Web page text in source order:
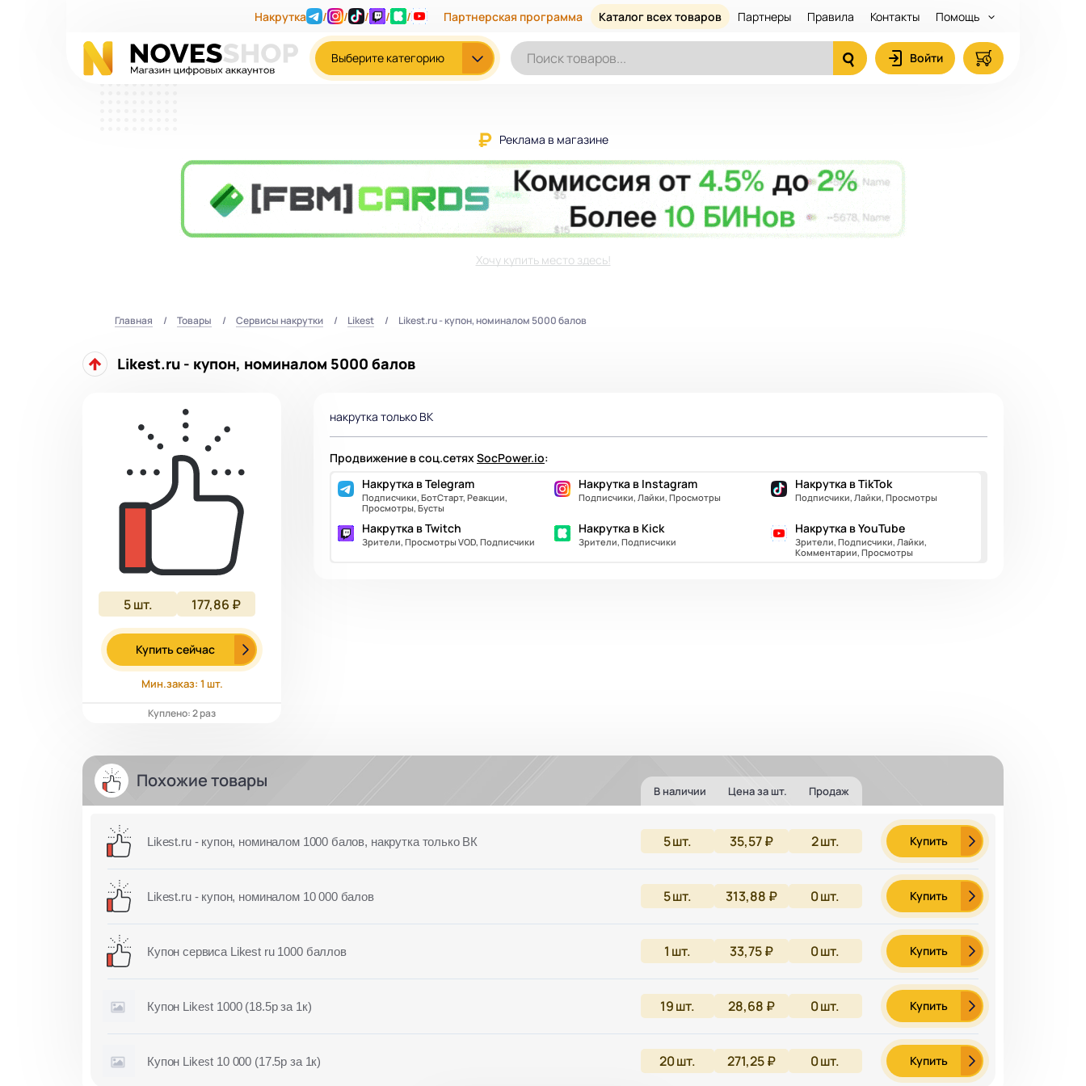
Накрутка / / / / / Партнерская программа Каталог всех товаров Партнеры Правила Контакты Помощь
Выберите категорию Войти
Реклама в магазине
Хочу купить место здесь!
Главная Товары Сервисы накрутки Likest Likest.ru - купон, номиналом 5000 балов
Likest.ru - купон, номиналом 5000 балов
5 шт. 177,86 ₽
Купить сейчас
Мин.заказ: 1 шт.
Куплено: 2 раз
накрутка только ВК
Продвижение в соц.сетяхSocPower.io:
Накрутка в Telegram
Подписчики, БотСтарт, Реакции,
Просмотры, Бусты
Накрутка в Instagram
Подписчики, Лайки, Просмотры
Накрутка в TikTok
Подписчики, Лайки, Просмотры
Накрутка в Twitch
Зрители, Просмотры VOD, Подписчики
Накрутка в Kick
Зрители, Подписчики
Накрутка в YouTube
Зрители, Подписчики, Лайки,
Комментарии, Просмотры
Похожие товары В наличии Цена за шт. Продаж
Likest.ru - купон, номиналом 1000 балов, накрутка только ВК 5шт. 35,57 ₽ 2шт. Купить
Likest.ru - купон, номиналом 10 000 балов 5шт. 313,88 ₽ 0шт. Купить
Купон сервиса Likest ru 1000 баллов 1 шт. 33,75 ₽ 0шт. Купить
Купон Likest 1000 (18.5р за 1к) 19шт. 28,68 ₽ 0шт. Купить
Купон Likest 10 000 (17.5р за 1к) 20шт. 271,25 ₽ 0шт. Купить